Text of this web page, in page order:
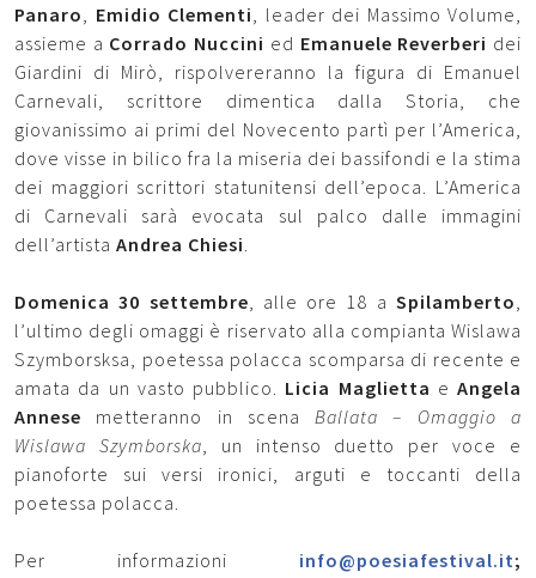
Panaro, Emidio Clementi, leader dei Massimo Volume,
assieme a Corrado Nuccini ed Emanuele Reverberi dei
Giardini di Mirò, rispolvereranno la figura di Emanuel
Carnevali, scrittore dimentica dalla Storia, che
giovanissimo ai primi del Novecento partì per l’America,
dove visse in bilico fra la miseria dei bassifondi e la stima
dei maggiori scrittori statunitensi dell’epoca. L’America
di Carnevali sarà evocata sul palco dalle immagini
dell’artista Andrea Chiesi.
Domenica 30 settembre, alle ore 18 aSpilamberto,
l’ultimo degli omaggi è riservato alla compianta Wislawa
Szymborsksa, poetessa polacca scomparsa di recente e
amata da un vasto pubblico. Licia Maglietta e Angela
Annese metteranno in scenaBallata – Omaggio a
Wislawa Szymborska, un intenso duetto per voce e
pianoforte sui versi ironici, arguti e toccanti della
poetessa polacca.
Per informazioni info@poesiafestival.it;